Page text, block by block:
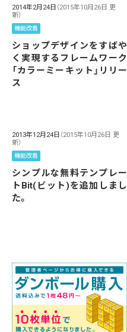
2014年2月24日 （2015年10月26日 更
新）
機能改善
ショップデザインをすばや
く実現するフレームワーク
「カラーミーキット」リリー
ス
2013年12月24日 （2015年10月26日 更
新）
機能改善
シンプルな無料テンプレー
トBit(ビット)を追加しまし
た。